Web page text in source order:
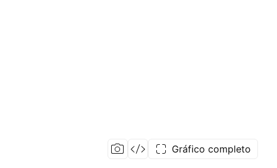
Gráfico completo